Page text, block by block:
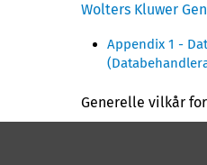
Wolters Kluwer
Appendix 1 -
Generelle vilkår